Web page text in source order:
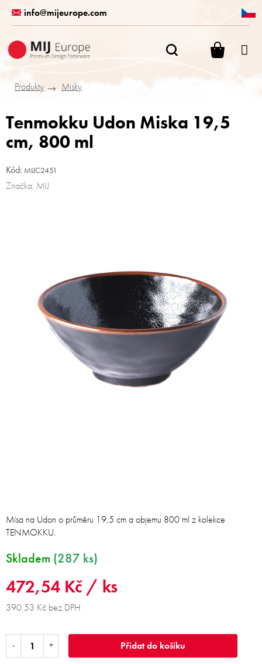
obsah
info@mijeurope.com
Produkty
Misky
Tenmokku Udon Miska 19,5
cm, 800 ml
Kód: MIJC2451
Značka: MIJ
472,54 Kč / ks
390,53 Kč bez DPH
Skladem (287 ks)
Přidat do košíku
Mísa na Udon o průměru 19,5 cm a objemu 800 ml z kolekce
TENMOKKU.